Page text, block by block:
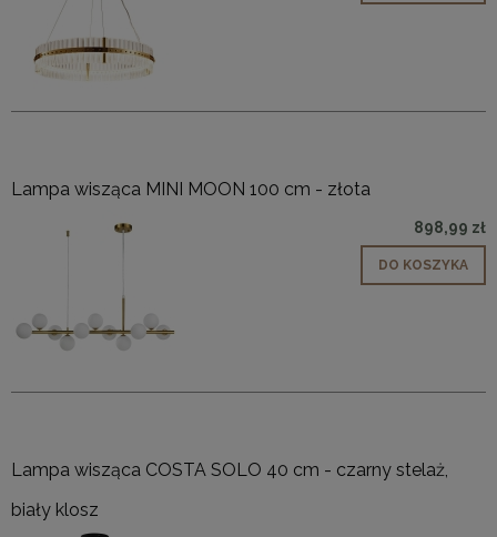
Lampa wisząca MINI MOON 100 cm - złota
898,99 zł
DO KOSZYKA
Lampa wisząca COSTA SOLO 40 cm - czarny stelaż,
biały klosz